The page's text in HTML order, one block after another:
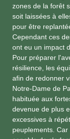
zones de la forêt
soit laissées à
pour être
Cependant ces
ont eu un impact
Pour préparer
résilience, les
afin de redonner
Notre-Dame de
habituée aux
devenue de plus
excessives à
peuplements.